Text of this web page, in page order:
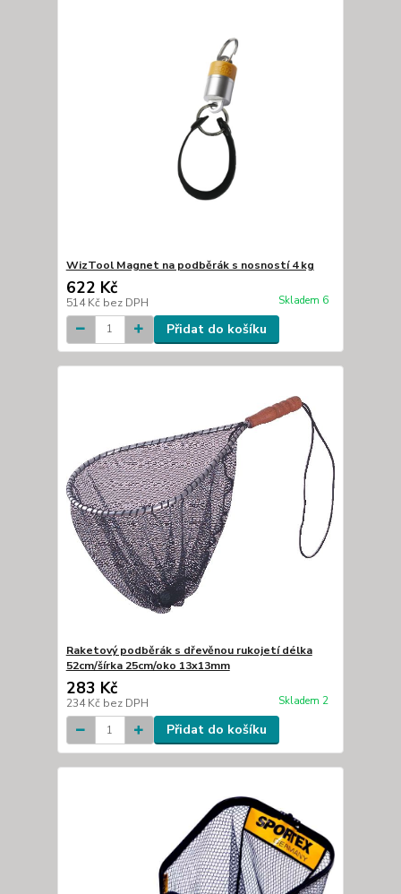
WizTool Magnet na podběrák s nosností 4 kg
622 Kč
514 Kč bez DPH Skladem 6
Přidat do košíku
Raketový podběrák s dřevěnou rukojetí délka
52cm/šírka 25cm/oko 13x13mm
283 Kč
234 Kč bez DPH Skladem 2
Přidat do košíku